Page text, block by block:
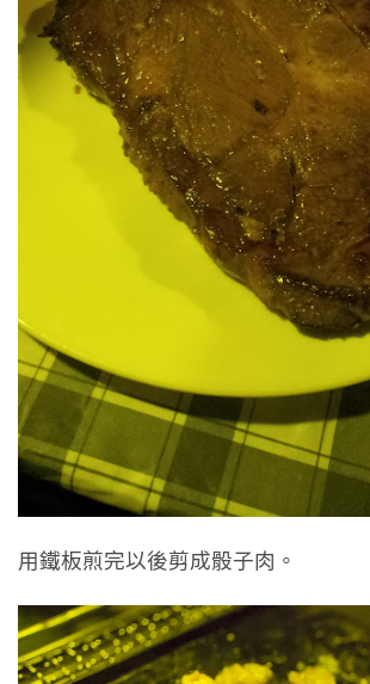
用鐵板煎完以後剪成骰子肉。